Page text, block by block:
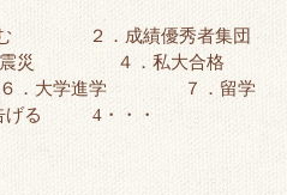
む ２．成績優秀者集団
と震災 ４．私大合格
．大学進学 ７．留学
る 4・・・